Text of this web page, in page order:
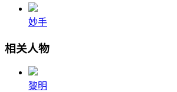
妙手
相关人物
黎明